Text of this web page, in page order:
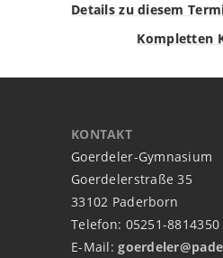
Details zu diesem
Kompletten
KONTAKT
Goerdeler-Gymnasium
Goerdelerstraße 35
33102 Paderborn
Telefon: 05251-8814350
E-Mail: